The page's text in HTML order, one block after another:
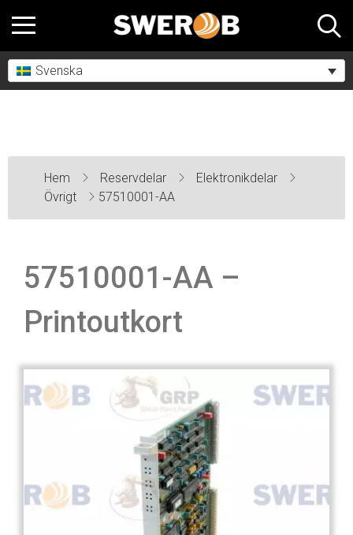
Svenska
Hem Reservdelar
Elektronikdelar
Övrigt
57510001-AA
57510001-AA –
Printoutkort